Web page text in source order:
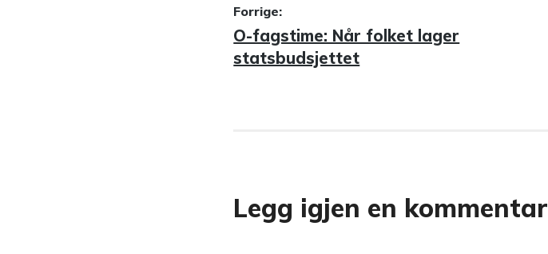
Innleggsnavigasjon
Forrige:
Forrige
innlegg:
O-fagstime: Når folket lager
statsbudsjettet
Legg igjen en kommentar